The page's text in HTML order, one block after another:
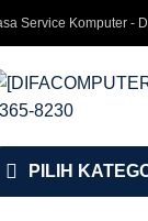
Service Komputer -
PILIH